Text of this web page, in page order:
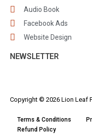
Audio Book
Facebook Ads
Website Design
NEWSLETTER
Copyright © 2026 Lion Leaf
Terms & Conditions
Refund Policy